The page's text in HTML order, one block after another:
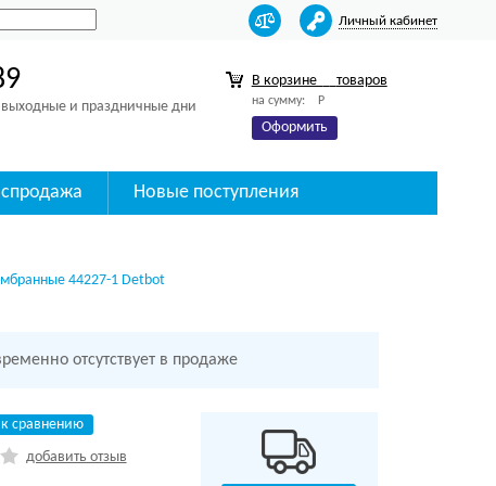
Личный кабинет
и праздничные дни
В корзине товаров
на сумму: Р
Оформить
Новые поступления
44227-1 Detbot
отсутствует в продаже
сравнению
добавить отзыв